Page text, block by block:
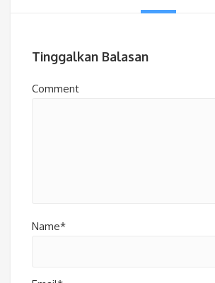
Tinggalkan Balasan
Comment
Name*